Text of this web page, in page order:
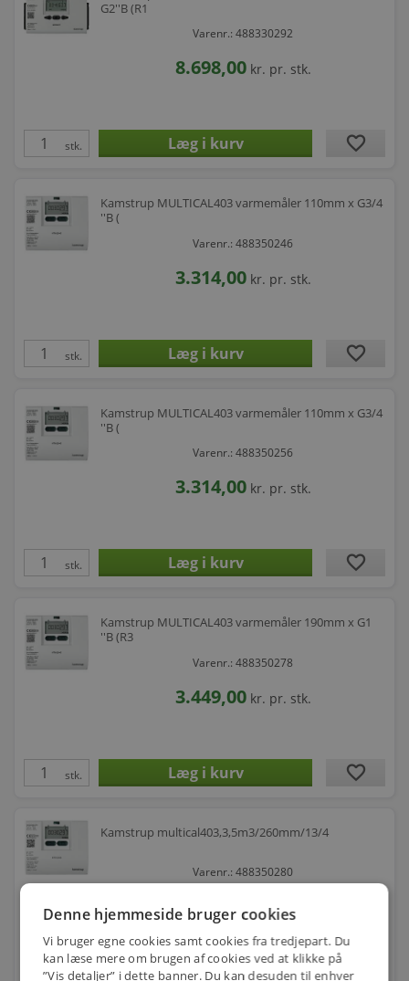
G2''B (R1
Varenr.: 488330292
8.698,00 kr. pr. stk.
stk. favorite
Kamstrup MULTICAL403 varmemåler 110mm x G3/4
''B (
Varenr.: 488350246
3.314,00 kr. pr. stk.
stk. favorite
Kamstrup MULTICAL403 varmemåler 110mm x G3/4
''B (
Varenr.: 488350256
3.314,00 kr. pr. stk.
stk. favorite
Kamstrup MULTICAL403 varmemåler 190mm x G1
''B (R3
Varenr.: 488350278
3.449,00 kr. pr. stk.
stk. favorite
Kamstrup multical403,3,5m3/260mm/13/4
Varenr.: 488350280
6.030,00 kr. pr. stk.
Denne hjemmeside bruger cookies
Vi bruger egne cookies samt cookies fra tredjepart. Du
kan læse mere om brugen af cookies ved at klikke på
”Vis detaljer” i dette banner. Du kan desuden til enhver